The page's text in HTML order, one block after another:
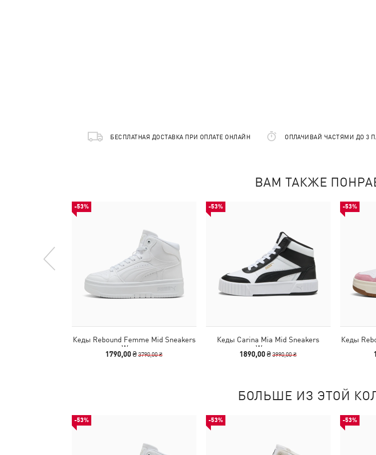
БЕСПЛАТНАЯ ДОСТАВКА ПРИ ОПЛАТЕ ОНЛАЙН ОПЛАЧИВАЙ ЧАСТЯМИ ДО 3
ВАМ ТАКЖЕ
-53%
Кеды Rebound Femme Mid Sneakers
Women
1790,00 ₴3790,00 ₴
-53%
Кеды Carina Mia Mid Sneakers
Women
1890,00 ₴3990,00 ₴
-53%
Кеды
БОЛЬШЕ ИЗ ЭТОЙ
-53% -53% -53%